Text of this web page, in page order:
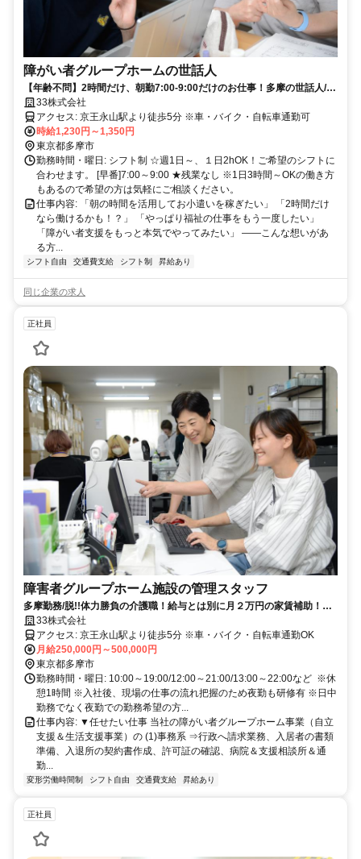
障がい者グループホームの世話人
【年齢不問】2時間だけ、朝勤7:00-9:00だけのお仕事！多摩の世話人/週
1日～1日3h～/未経験者も大歓迎♪
33株式会社
アクセス: 京王永山駅より徒歩5分 ※車・バイク・自転車通勤可
時給1,230円～1,350円
東京都多摩市
勤務時間・曜日: シフト制 ☆週1日～、１日2hOK！ご希望のシフトに
合わせます。 [早番]7:00～9:00 ★残業なし ※1日3時間～OKの働き方
もあるので希望の方は気軽にご相談ください。
仕事内容: 「朝の時間を活用してお小遣いを稼ぎたい」 「2時間だけ
なら働けるかも！？」 「やっぱり福祉の仕事をもう一度したい」
「障がい者支援をもっと本気でやってみたい」 ――こんな想いがあ
る方...
シフト自由 交通費支給 シフト制 昇給あり
同じ企業の求人
正社員
障害者グループホーム施設の管理スタッフ
多摩勤務/脱!!体力勝負の介護職！給与とは別に月２万円の家賃補助！年
齢一切不問＆シニアも多数活躍！グループホーム施設の管理スタッフ
33株式会社
アクセス: 京王永山駅より徒歩5分 ※車・バイク・自転車通勤OK
月給250,000円～500,000円
東京都多摩市
勤務時間・曜日: 10:00～19:00/12:00～21:00/13:00～22:00など ※休
憩1時間 ※入社後、現場の仕事の流れ把握のため夜勤も研修有 ※日中
勤務でなく夜勤での勤務希望の方...
仕事内容: ▼任せたい仕事 当社の障がい者グループホーム事業（自立
支援＆生活支援事業）の (1)事務系 ⇒行政へ請求業務、入居者の書類
準備、入退所の契約書作成、許可証の確認、病院＆支援相談所＆通
勤...
変形労働時間制 シフト自由 交通費支給 昇給あり
正社員